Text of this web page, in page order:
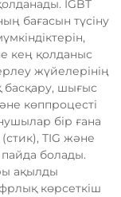
IGBT
бағасын түсіну
кең қолданыс
жүйелерінің
басқару, шығыс
көппроцесті
бір ғана
TIG және
болады.
ақылды
көрсеткіш